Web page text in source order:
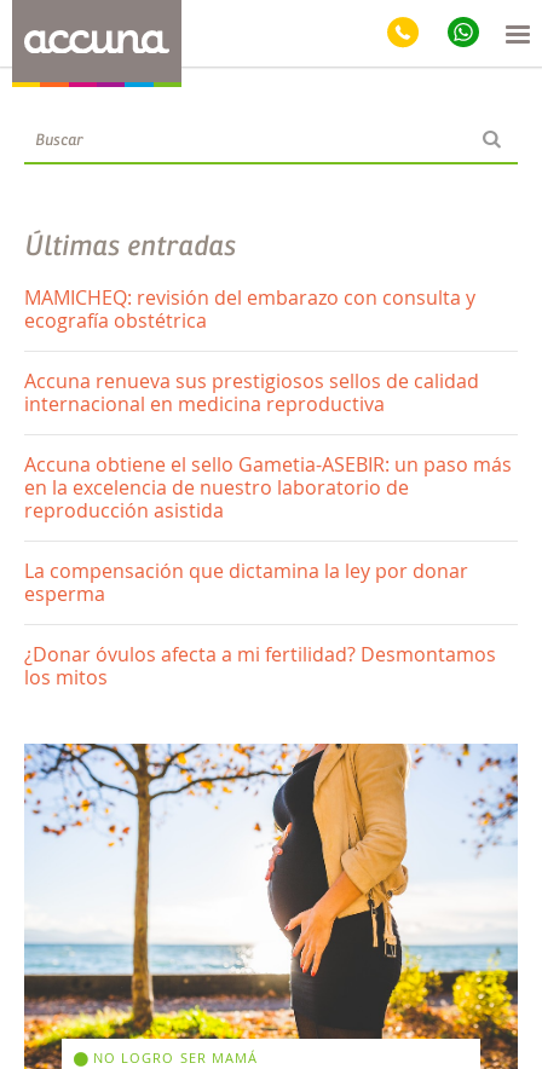
Blog
Últimas entradas
MAMICHEQ: revisión del embarazo con consulta y
ecografía obstétrica
Accuna renueva sus prestigiosos sellos de calidad
internacional en medicina reproductiva
Accuna obtiene el sello Gametia-ASEBIR: un paso más
en la excelencia de nuestro laboratorio de
reproducción asistida
La compensación que dictamina la ley por donar
esperma
¿Donar óvulos afecta a mi fertilidad? Desmontamos
los mitos
NO LOGRO SER MAMÁ